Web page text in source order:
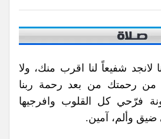
لانجد شفيعاً لنا اقرب منك، ولا
رحمتك من بعد رحمة ربنا
فرّحي كل القلوب وافرجيها
وألم، آمين.